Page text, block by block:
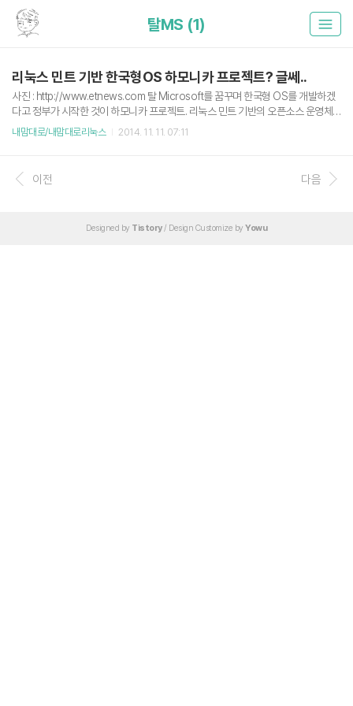
탈MS (1)
리눅스 민트 기반 한국형OS 하모니카 프로젝트? 글쎄..
사진 : http://www.etnews.com 탈 Microsoft를 꿈꾸며 한국형 OS를 개발하겠
다고 정부가 시작한 것이 하모니카 프로젝트. 리눅스 민트 기반의 오픈소스 운영체
제다. (정부에서는 오픈소스라고 하지않고 공개SW라고 하지만 뭔가 오픈소스의 어
소스 + 리눅스 민트 기반이라 개발 기간이 빠른건가?하모니카는 리눅스 민트기반..
리눅스 민트는 우분투 기반.. 우분투는 데비안 기반..정부를 까는게 아니다. 앞으로 수
내맘대로/내맘대로리눅스 2014. 11. 11. 07:11
이전 다음
Designed by Tistory/ Design Customize by Yowu